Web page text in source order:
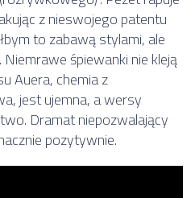
z nieswojego patentu
to zabawą stylami, ale
śpiewanki nie kleją
Auera, chemia z
jest ujemna, a wersy
Dramat niepozwalający
pozytywnie.